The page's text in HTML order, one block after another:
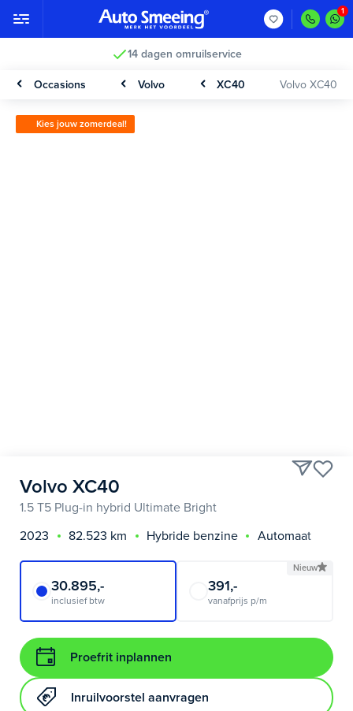
14 dagen omruilservice
Occasions Volvo XC40 Volvo XC40
Kies jouw zomerdeal!
Volvo XC40
1.5 T5 Plug-in hybrid Ultimate Bright
2023
82.523 km Hybride benzine Automaat
30.895,-
inclusief btw
Nieuw
391,-
vanafprijs p/m
Proefrit inplannen
Inruilvoorstel aanvragen